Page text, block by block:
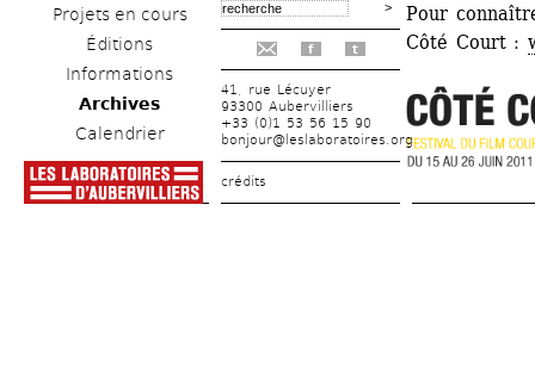
Projets en cours
Éditions
Informations
Archives
Calendrier
f t
41, rue Lécuyer
93300 Aubervilliers
+33 (0)1 53 56 15 90
bonjour@leslaboratoires.org
crédits
Pour
Côté Court :